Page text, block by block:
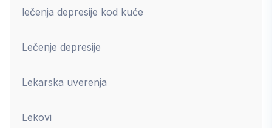
lečenja depresije kod kuće
Lečenje depresije
Lekarska uverenja
Lekovi